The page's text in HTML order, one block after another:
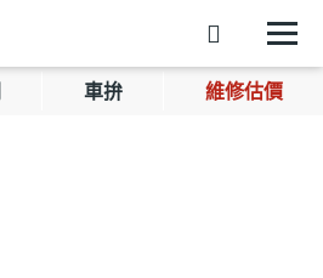
車拚 維修估價